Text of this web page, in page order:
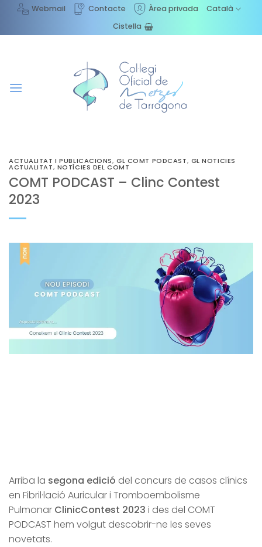
content
Webmail Contacte Àrea privada
Català
Cistella
ACTUALITAT I PUBLICACIONS,GL COMT PODCAST, GL NOTICIES
ACTUALITAT, NOTÍCIES DEL COMT
COMT PODCAST – Clinc Contest
2023
Arriba la segona edició del concurs de casos clínics
en Fibril·lació Auricular i Tromboembolisme
Pulmonar ClinicContest 2023 i des del COMT
PODCAST hem volgut descobrir-ne les seves
novetats.